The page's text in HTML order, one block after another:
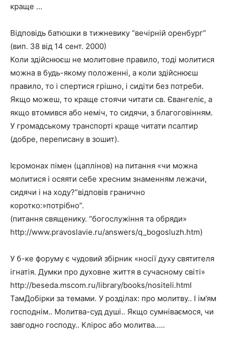
краще …
Відповідь батюшки в тижневику “вечірній оренбург”
(вип. 38 від 14 сент. 2000)
Коли здійснюєш не молитовне правило, тоді молитися
можна в будь-якому положенні, а коли здійснюєш
правило, то і спертися грішно, і сидіти без потреби.
Якщо можеш, то краще стоячи читати св. Євангеліє, а
якщо втомився або неміч, то сидячи, з благоговінням.
У громадському транспорті краще читати псалтир
(добре, переписану в зошит).
Ієромонах пімен (цаплінов) на питання «чи можна
молитися і осяяти себе хресним знаменням лежачи,
сидячи і на ходу?”відповів гранично
коротко:»потрібно”.
(питання священику. “богослужіння та обряди»
http://www.pravoslavie.ru/answers/q_bogosluzh.htm)
У б-ке форуму є чудовий збірник «носії духу святителя
ігнатія. Думки про духовне життя в сучасному світі»
http://beseda.mscom.ru/library/books/nositeli.html
ТамДобірки за темами. У розділах: про молитву.. І ім’ям
господнім.. Молитва-суд душі.. Якщо сумніваємося, чи
завгодно господу.. Клірос або молитва…..